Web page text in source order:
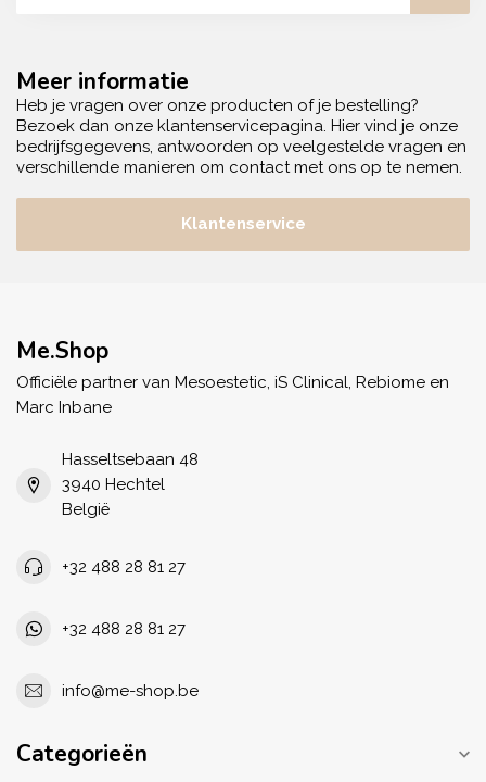
Meer informatie
Heb je vragen over onze producten of je bestelling?
Bezoek dan onze klantenservicepagina. Hier vind je onze
bedrijfsgegevens, antwoorden op veelgestelde vragen en
verschillende manieren om contact met ons op te nemen.
Klantenservice
Me.Shop
Officiële partner van Mesoestetic, iS Clinical, Rebiome en
Marc Inbane
Hasseltsebaan 48
3940 Hechtel
België
+32 488 28 81 27
+32 488 28 81 27
info@me-shop.be
Categorieën